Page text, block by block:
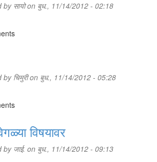
by सायोon बुध., 11/14/2012 - 02:18
by चिमुरीon बुध., 11/14/2012 - 05:28
विषयावर
by जाई. on बुध., 11/14/2012 - 09:13